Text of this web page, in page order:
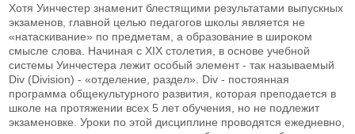
Хотя Уинчестер знаменит блестящими результатами выпускных
экзаменов, главной целью педагогов школы является не
«натаскивание» по предметам, а образование в широком
смысле слова. Начиная с XIX столетия, в основе учебной
системы Уинчестера лежит особый элемент - так называемый
Div (Division) - «отделение, раздел». Div - постоянная
программа общекультурного развития, которая преподается в
школе на протяжении всех 5 лет обучения, но не подлежит
экзаменовке. Уроки по этой дисциплине проводятся ежедневно,